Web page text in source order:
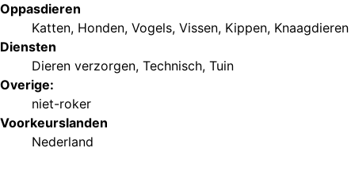
Oppasdieren
Katten, Honden, Vogels, Vissen, Kippen, Knaagdieren
Diensten
Dieren verzorgen, Technisch, Tuin
Overige:
niet-roker
Voorkeurslanden
Nederland